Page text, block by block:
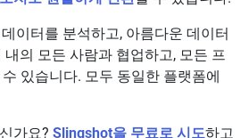
이터를 분석하고, 아름다운 데이터
의 모든 사람과 협업하고, 모든 프
있습니다. 모두 동일한 플랫폼에
가요? Slingshot을 무료로 시도하고